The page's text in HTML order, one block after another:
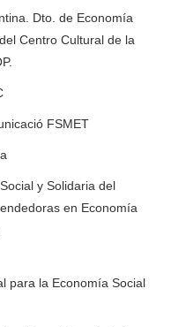
Dto. de Economía
Centro Cultural de la
FSMET
y Solidaria del
en Economía
para la Economía Social